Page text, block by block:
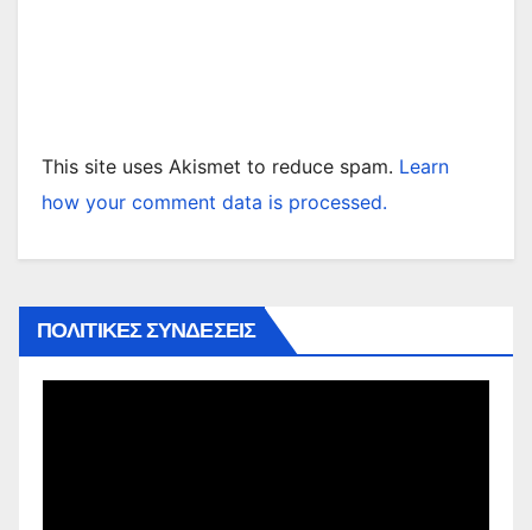
This site uses Akismet to reduce spam. Learn
how your comment data is processed.
ΠΟΛΙΤΙΚΕΣ ΣΥΝΔΕΣΕΙΣ